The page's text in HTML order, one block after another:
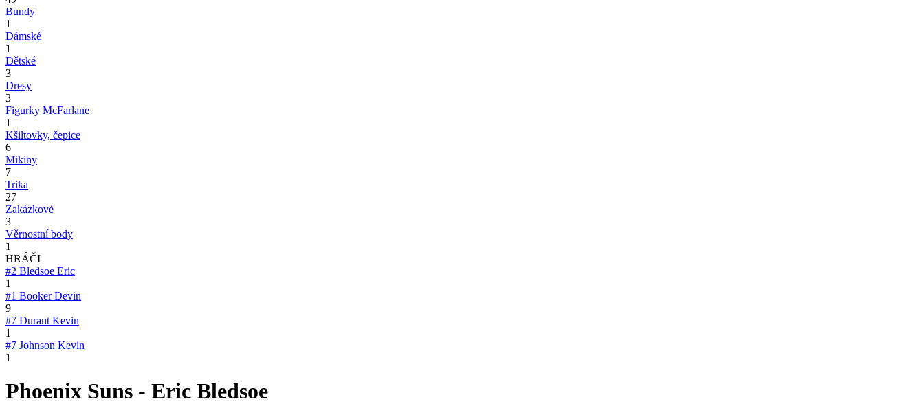
Bundy
1
Dámské
1
Dětské
3
Dresy
3
Figurky McFarlane
1
Kšiltovky, čepice
6
Mikiny
7
Trika
27
Zakázkové
3
Věrnostní body
1
HRÁČI
#2 Bledsoe Eric
1
#1 Booker Devin
9
#7 Durant Kevin
1
#7 Johnson Kevin
1
Phoenix Suns - Eric Bledsoe